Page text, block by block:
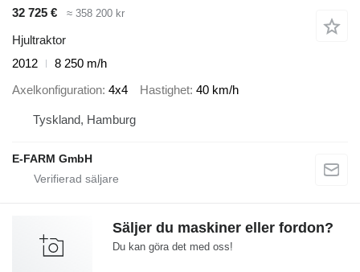
32 725 €
≈ 358 200 kr
Hjultraktor
2012
8 250 m/h
Axelkonfiguration 4x4 Hastighet 40 km/h
Tyskland, Hamburg
E-FARM GmbH
Säljer du maskiner eller fordon?
Du kan göra det med oss!